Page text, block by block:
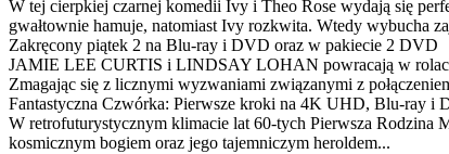
W tej cierpkiej czarnej komedii Ivy i Theo Rose wydają się
gwałtownie hamuje, natomiast Ivy rozkwita. Wtedy wybucha
Zakręcony piątek 2 na Blu-ray i DVD oraz w pakiecie 2 DVD
JAMIE LEE CURTIS i LINDSAY LOHAN powracają w rolach
Zmagając się z licznymi wyzwaniami związanymi z
Fantastyczna Czwórka: Pierwsze kroki na 4K UHD, Blu-ray i
W retrofuturystycznym klimacie lat 60-tych Pierwsza Rodzina
kosmicznym bogiem oraz jego tajemniczym heroldem...